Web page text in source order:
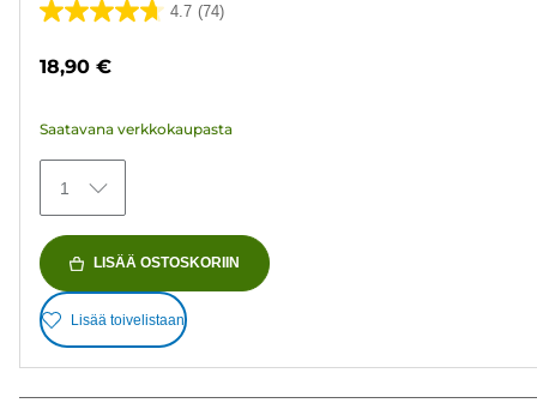
4.7 (74)
4.7/5
74
18,90 €
Saatavana verkkokaupasta
1
LISÄÄ OSTOSKORIIN
Lisää toivelistaan